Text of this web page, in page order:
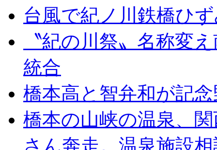
台風で紀ノ川鉄橋ひ
〝紀の川祭〟名称変
統合
橋本高と智弁和が記
橋本の山峡の温泉、
さん奔走。温泉施設